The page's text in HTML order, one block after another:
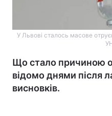
У Львові сталось масове
Що стало причиною
відомо днями після
висновків.